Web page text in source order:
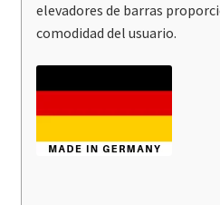
elevadores de barras
comodidad del usuario.